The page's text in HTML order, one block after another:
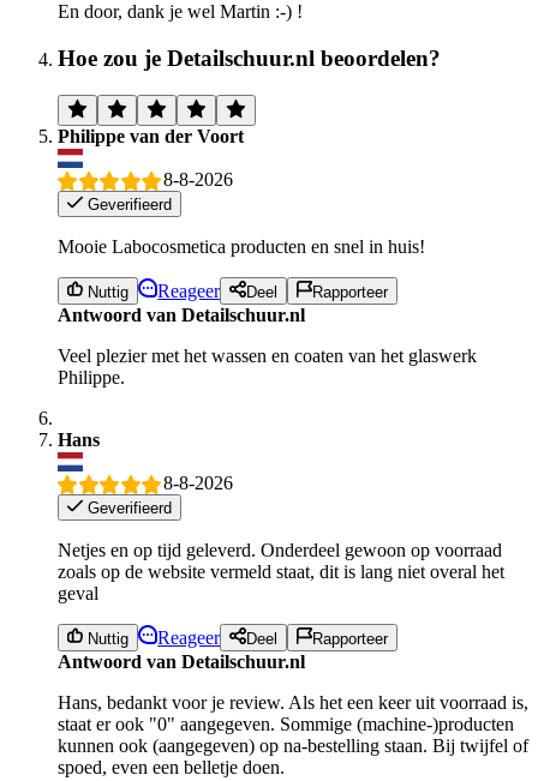
En door, dank je wel Martin :-) !
Hoe zou je Detailschuur.nl beoordelen?
Philippe van der Voort
8-8-2026
Geverifieerd
Mooie Labocosmetica producten en snel in huis!
Nuttig Reageer Deel Rapporteer
Antwoord van Detailschuur.nl
Veel plezier met het wassen en coaten van het glaswerk
Philippe.
Hans
8-8-2026
Geverifieerd
Netjes en op tijd geleverd. Onderdeel gewoon op voorraad
zoals op de website vermeld staat, dit is lang niet overal het
geval
Nuttig Reageer Deel Rapporteer
Antwoord van Detailschuur.nl
Hans, bedankt voor je review. Als het een keer uit voorraad is,
staat er ook "0" aangegeven. Sommige (machine-)producten
kunnen ook (aangegeven) op na-bestelling staan. Bij twijfel of
spoed, even een belletje doen.